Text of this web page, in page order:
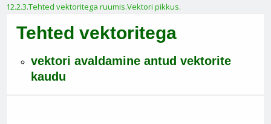
12.2.3.Tehted vektoritega ruumis.Vektori pikkus.